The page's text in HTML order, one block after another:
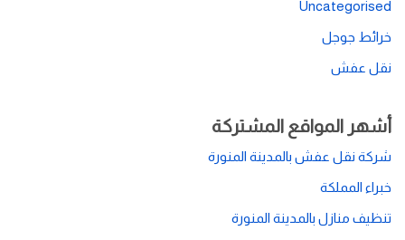
Uncategorised
خرائط جوجل
نقل عفش
أشهر المواقع المشتركة
شركة نقل عفش بالمدينة المنورة
خبراء المملكة
تنظيف منازل بالمدينة المنورة